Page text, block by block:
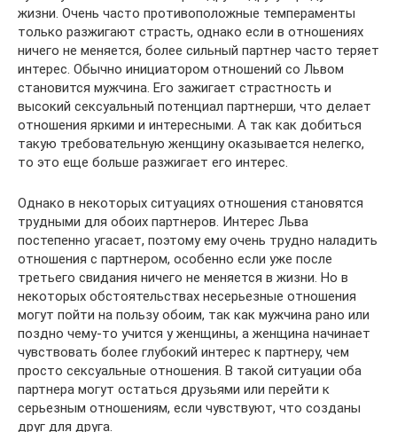
жизни. Очень часто противоположные темпераменты
только разжигают страсть, однако если в отношениях
ничего не меняется, более сильный партнер часто теряет
интерес. Обычно инициатором отношений со Львом
становится мужчина. Его зажигает страстность и
высокий сексуальный потенциал партнерши, что делает
отношения яркими и интересными. А так как добиться
такую требовательную женщину оказывается нелегко,
то это еще больше разжигает его интерес.
Однако в некоторых ситуациях отношения становятся
трудными для обоих партнеров. Интерес Льва
постепенно угасает, поэтому ему очень трудно наладить
отношения с партнером, особенно если уже после
третьего свидания ничего не меняется в жизни. Но в
некоторых обстоятельствах несерьезные отношения
могут пойти на пользу обоим, так как мужчина рано или
поздно чему-то учится у женщины, а женщина начинает
чувствовать более глубокий интерес к партнеру, чем
просто сексуальные отношения. В такой ситуации оба
партнера могут остаться друзьями или перейти к
серьезным отношениям, если чувствуют, что созданы
друг для друга.